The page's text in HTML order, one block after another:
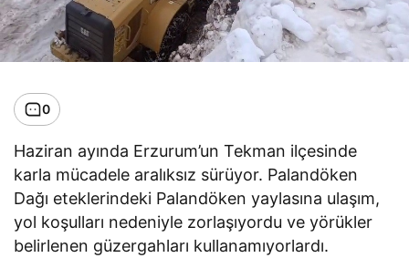
0
Haziran ayında Erzurum’un Tekman ilçesinde
karla mücadele aralıksız sürüyor. Palandöken
Dağı eteklerindeki Palandöken yaylasına ulaşım,
yol koşulları nedeniyle zorlaşıyordu ve yörükler
belirlenen güzergahları kullanamıyorlardı.